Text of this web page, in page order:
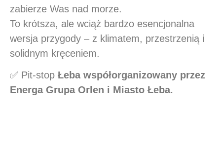
zabierze Was nad morze.
To krótsza, ale wciąż bardzo esencjonalna
wersja przygody – z klimatem, przestrzenią i
solidnym kręceniem.
✅ Pit-stop Łeba współorganizowany przez
Energa Grupa Orlen i Miasto Łeba.